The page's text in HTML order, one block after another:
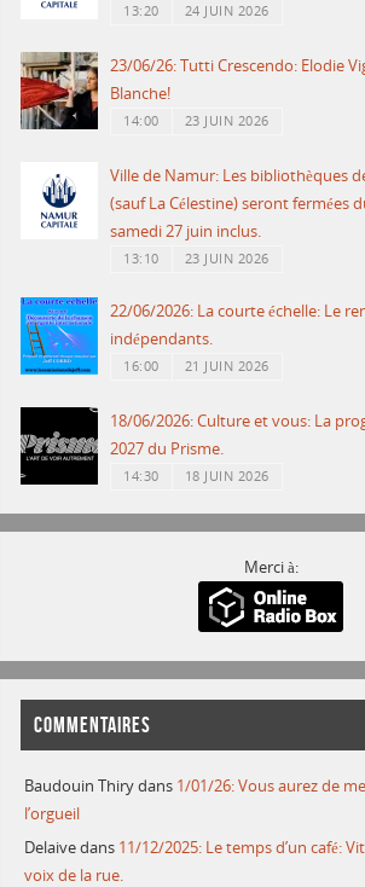
13:20 24 JUIN 2026
23/06/26: Tutti Crescendo: Elodie
Blanche!
14:00 23 JUIN 2026
Ville de Namur: Les bibliothèques
(sauf La Célestine) seront fermées
samedi 27 juin inclus.
13:10 23 JUIN 2026
22/06/2026: La courte échelle: Le
indépendants.
16:00 21 JUIN 2026
18/06/2026: Culture et vous: La
2027 du Prisme.
14:30 18 JUIN 2026
Merci à:
COMMENTAIRES
Baudouin Thirydans 1/01/26: Vous aurez de
l’orgueil
Delaivedans 11/12/2025: Le temps d’un café:
voix de la rue.